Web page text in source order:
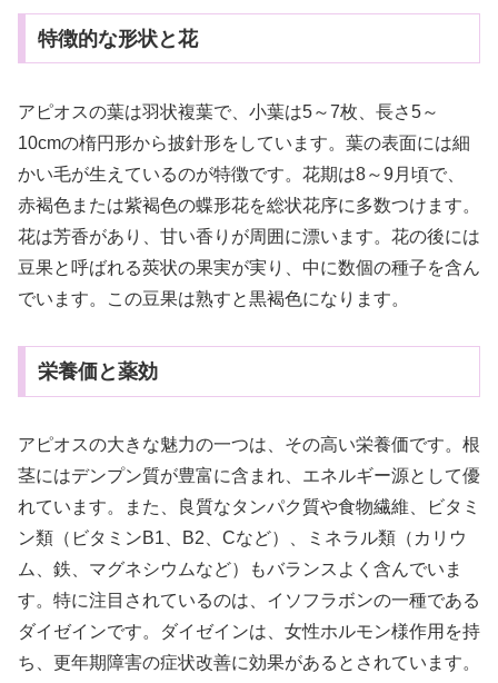
特徴的な形状と花
アピオスの葉は羽状複葉で、小葉は5～7枚、長さ5～
10cmの楕円形から披針形をしています。葉の表面には細
かい毛が生えているのが特徴です。花期は8～9月頃で、
赤褐色または紫褐色の蝶形花を総状花序に多数つけます。
花は芳香があり、甘い香りが周囲に漂います。花の後には
豆果と呼ばれる莢状の果実が実り、中に数個の種子を含ん
でいます。この豆果は熟すと黒褐色になります。
栄養価と薬効
アピオスの大きな魅力の一つは、その高い栄養価です。根
茎にはデンプン質が豊富に含まれ、エネルギー源として優
れています。また、良質なタンパク質や食物繊維、ビタミ
ン類（ビタミンB1、B2、Cなど）、ミネラル類（カリウ
ム、鉄、マグネシウムなど）もバランスよく含んでいま
す。特に注目されているのは、イソフラボンの一種である
ダイゼインです。ダイゼインは、女性ホルモン様作用を持
ち、更年期障害の症状改善に効果があるとされています。